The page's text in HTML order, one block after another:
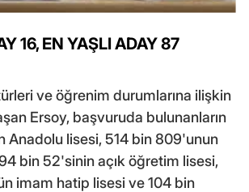
16, EN YAŞLI ADAY 87
ve öğrenim durumlarına ilişkin
Ersoy, başvuruda bulunanların
Anadolu lisesi, 514 bin 809'unun
bin 52'sinin açık öğretim lisesi,
imam hatip lisesi ve 104 bin